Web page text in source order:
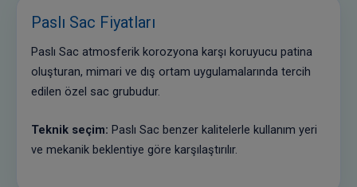
Paslı Sac Fiyatları
Paslı Sac atmosferik korozyona karşı koruyucu patina
oluşturan, mimari ve dış ortam uygulamalarında tercih
edilen özel sac grubudur.
Teknik seçim: Paslı Sac benzer kalitelerle kullanım yeri
ve mekanik beklentiye göre karşılaştırılır.